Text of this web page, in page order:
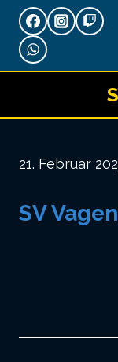
Zum
Inhalt
springen
21. Februar
SV